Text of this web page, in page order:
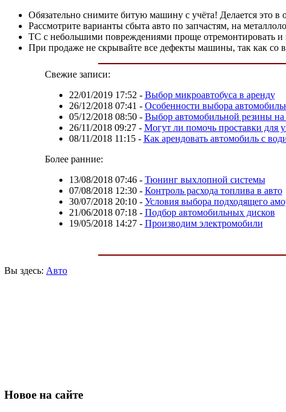
Обязательно снимите битую машину с учёта! Делается это
Рассмотрите варианты сбыта авто по запчастям, на
ТС с небольшими повреждениями проще отремонтировать и
При продаже не скрывайте все дефекты машины, так как со
Свежие записи:
22/01/2019 17:52 - Выбор микроавтобуса в аренду
26/12/2018 07:41 - Особенности выбора
05/12/2018 08:50- Выбор автомобильной резины на
26/11/2018 09:27- Могут ли помочь проставки для
08/11/2018 11:15- Как арендовать автомобиль с
Более ранние:
13/08/2018 07:46- Тюнинг выхлопной системы
07/08/2018 12:30- Контроль расхода топлива в авто
30/07/2018 20:10- Условия выбора подходящего
21/06/2018 07:18- Подбор автомобильных дисков
19/05/2018 14:27- Производим электромобили
Вы здесь: Авто
Новое на сайте